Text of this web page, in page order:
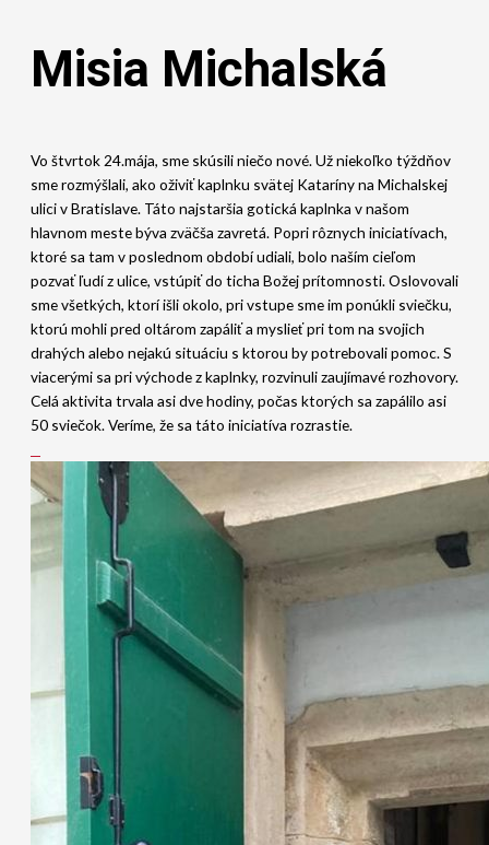
Misia Michalská
Vo štvrtok 24.mája, sme skúsili niečo nové. Už niekoľko týždňov
sme rozmýšlali, ako oživiť kaplnku svätej Kataríny na Michalskej
ulici v Bratislave. Táto najstaršia gotická kaplnka v našom
hlavnom meste býva zväčša zavretá. Popri rôznych iniciatívach,
ktoré sa tam v poslednom období udiali, bolo naším cieľom
pozvať ľudí z ulice, vstúpiť do ticha Božej prítomnosti. Oslovovali
sme všetkých, ktorí išli okolo, pri vstupe sme im ponúkli sviečku,
ktorú mohli pred oltárom zapáliť a myslieť pri tom na svojich
drahých alebo nejakú situáciu s ktorou by potrebovali pomoc. S
viacerými sa pri východe z kaplnky, rozvinuli zaujímavé rozhovory.
Celá aktivita trvala asi dve hodiny, počas ktorých sa zapálilo asi
50 sviečok. Veríme, že sa táto iniciatíva rozrastie.